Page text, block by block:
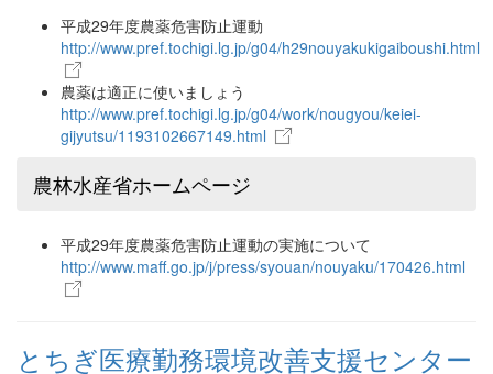
平成29年度農薬危害防止運動
http://www.pref.tochigi.lg.jp/g04/h29nouyakukigaiboushi.html
農薬は適正に使いましょう
http://www.pref.tochigi.lg.jp/g04/work/nougyou/keiei-
gijyutsu/1193102667149.html
農林水産省ホームページ
平成29年度農薬危害防止運動の実施について
http://www.maff.go.jp/j/press/syouan/nouyaku/170426.html
とちぎ医療勤務環境改善支援センター